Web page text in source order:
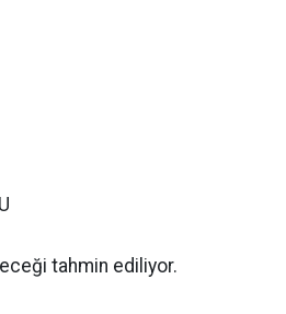
tahmin ediliyor.